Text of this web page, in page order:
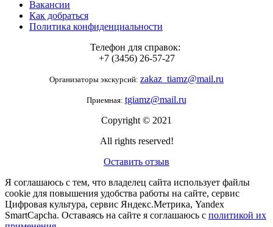
Вакансии
Как добраться
Политика конфиденциальности
Телефон для справок:
+7 (3456) 26-57-27
Организаторы экскурсий: zakaz_tiamz@mail.ru
Приемная: tgiamz@mail.ru
Copyright © 2021
All rights reserved!
Оставить отзыв
Я соглашаюсь с тем, что владелец сайта использует файлы
cookie для повышения удобства работы на сайте, сервис
Цифровая культура, сервис Яндекс.Метрика, Yandex
SmartCapcha. Оставаясь на сайте я соглашаюсь с политикой их